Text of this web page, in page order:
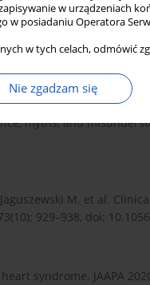
w urządzeniach
w posiadaniu Operatora
w tych celach, odmówić
Nie zgadzam się
N.D. Takotsubo
70–79, doi: 10.1016/
myths, and
M. et al.
929–938, doi:
syndrome. JAAPA